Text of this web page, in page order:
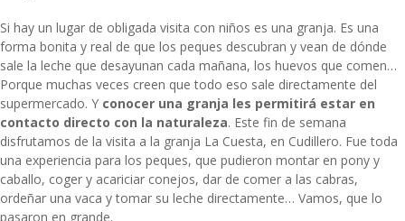
Si hay un lugar de obligada visita con niños es una granja. Es una
forma bonita y real de que los peques descubran y vean de dónde
sale la leche que desayunan cada mañana, los huevos que comen…
Porque muchas veces creen que todo eso sale directamente del
supermercado. Y conocer una granja les permitirá estar en
contacto directo con la naturaleza. Este fin de semana
disfrutamos de la visita a la granja La Cuesta, en Cudillero. Fue toda
una experiencia para los peques, que pudieron montar en pony y
caballo, coger y acariciar conejos, dar de comer a las cabras,
ordeñar una vaca y tomar su leche directamente… Vamos, que lo
pasaron en grande.